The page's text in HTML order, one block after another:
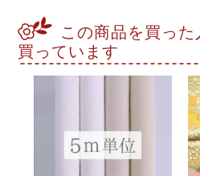
この商品を買っ
買っています